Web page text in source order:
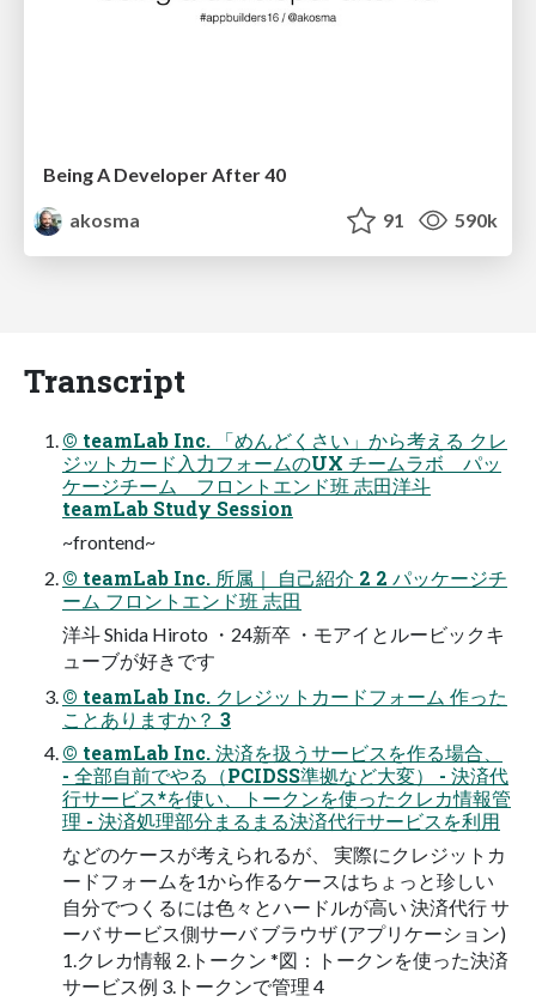
Being A Developer After 40
akosma
91 590k
Transcript
© teamLab Inc. 「めんどくさい」から考える クレ
ジットカード入力フォームのUX チームラボ パッ
ケージチーム フロントエンド班 志田洋斗
teamLab Study Session
~frontend~
© teamLab Inc. 所属｜ 自己紹介 2 2 パッケージチ
ーム フロントエンド班 志田
洋斗 Shida Hiroto ・24新卒 ・モアイとルービックキ
ューブが好きです
© teamLab Inc. クレジットカードフォーム 作った
ことありますか？ 3
© teamLab Inc. 決済を扱うサービスを作る場合、
- 全部自前でやる（PCIDSS準拠など大変） - 決済代
行サービス*を使い、トークンを使ったクレカ情報管
理 - 決済処理部分まるまる決済代行サービスを利用
などのケースが考えられるが、 実際にクレジットカ
ードフォームを1から作るケースはちょっと珍しい
自分でつくるには色々とハードルが高い 決済代行 サ
ーバ サービス側サーバ ブラウザ (アプリケーション)
1.クレカ情報 2.トークン *図：トークンを使った決済
サービス例 3.トークンで管理 4